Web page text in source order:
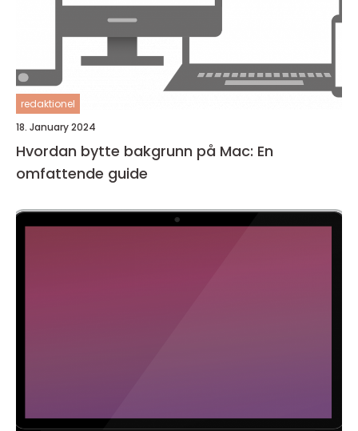
redaktionel
18. January 2024
Hvordan bytte bakgrunn på Mac: En
omfattende guide